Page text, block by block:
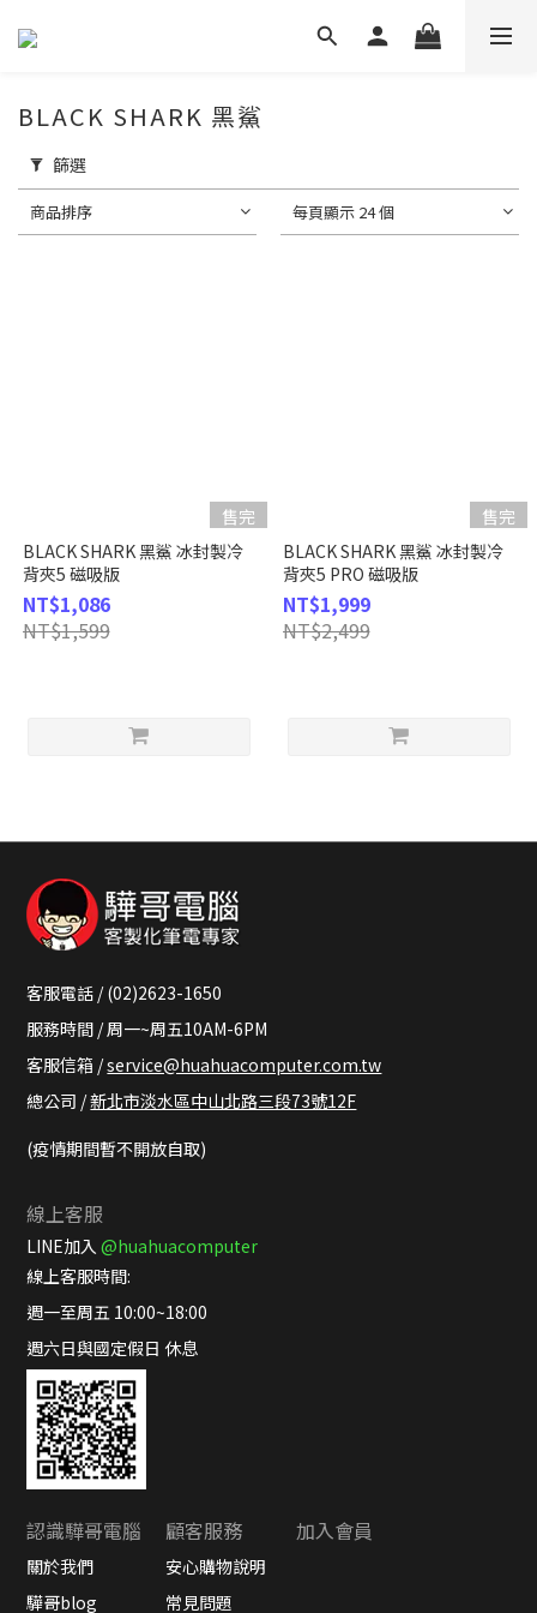
BLACK SHARK 黑鯊
篩選
商品排序 每頁顯示 24 個
售完
BLACK SHARK 黑鯊 冰封製冷
背夾5 磁吸版
NT$1,086
NT$1,599
售完
BLACK SHARK 黑鯊 冰封製冷
背夾5 PRO 磁吸版
NT$1,999
NT$2,499
客服電話 / (02)2623-1650
服務時間 / 周一~周五10AM-6PM
客服信箱 /service@huahuacomputer.com.tw
總公司 /新北市淡水區中山北路三段73號12F
(疫情期間暫不開放自取)
線上客服
LINE加入@huahuacomputer
線上客服時間:
週一至周五 10:00~18:00
週六日與國定假日 休息
認識驊哥電腦
關於我們
驊哥blog
顧客服務
安心購物說明
常見問題
加入會員